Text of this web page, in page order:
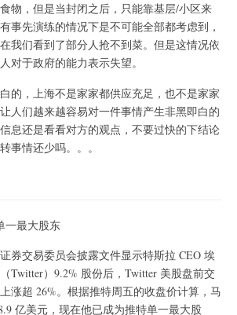
物，但是当封闭之后，只能靠基层/小区来
事先演练的情况下是不可能全部都考虑到，
我们看到了部分人抢不到菜。但是这情况依
对于政府的能力表示失望。
的，上海不是家家都供应充足，也不是家家
人们越来越容易对一件事情产生非黑即白的
息还是看看对方的观点，不要过快的下结论
事情还少吗。。。
一最大股东
券交易委员会披露文件显示特斯拉 CEO 埃
Twitter）9.2% 股份后，Twitter 美股盘前交
涨超 26%。根据推特周五的收盘价计算，马
亿美元，现在他已成为推特单一最大股